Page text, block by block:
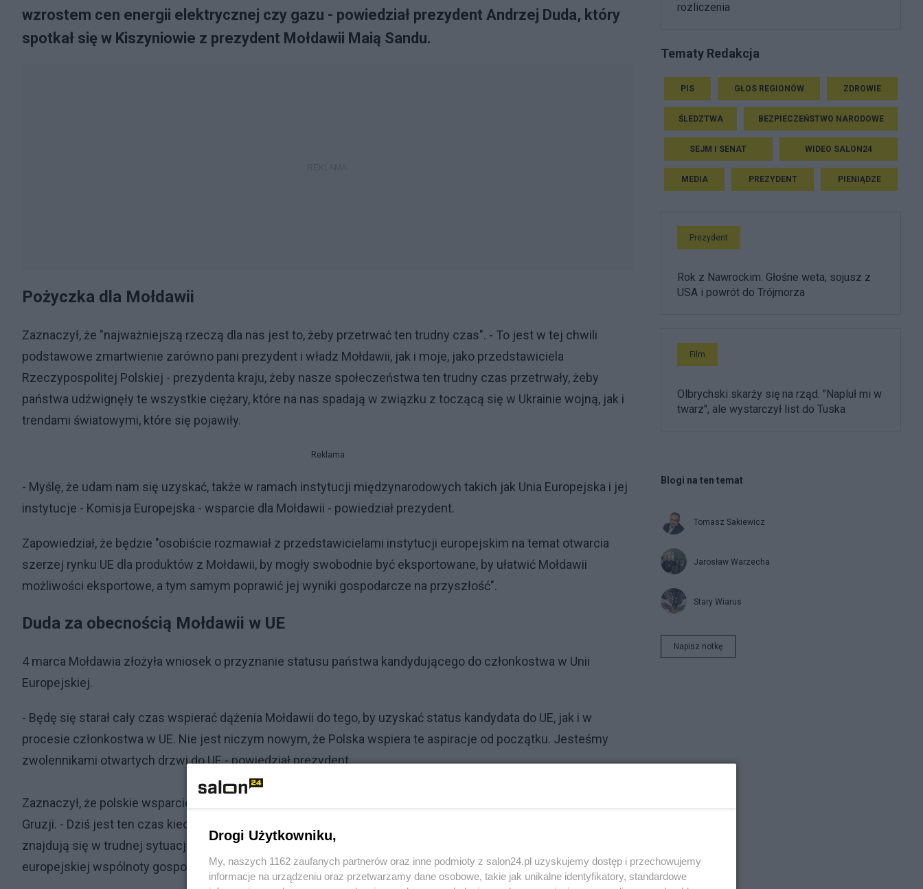
wzrostem cen energii elektrycznej czy gazu - powiedział prezydent Andrzej Duda, który
spotkał się w Kiszyniowie z prezydent Mołdawii Maią Sandu.
Pożyczka dla Mołdawii
Zaznaczył, że "najważniejszą rzeczą dla nas jest to, żeby przetrwać ten trudny czas". - To jest w tej chwili
podstawowe zmartwienie zarówno pani prezydent i władz Mołdawii, jak i moje, jako przedstawiciela
Rzeczypospolitej Polskiej - prezydenta kraju, żeby nasze społeczeństwa ten trudny czas przetrwały, żeby
państwa udźwignęły te wszystkie ciężary, które na nas spadają w związku z toczącą się w Ukrainie wojną, jak i
trendami światowymi, które się pojawiły.
Reklama
- Myślę, że udam nam się uzyskać, także w ramach instytucji międzynarodowych takich jak Unia Europejska i jej
instytucje - Komisja Europejska - wsparcie dla Mołdawii - powiedział prezydent.
Zapowiedział, że będzie "osobiście rozmawiał z przedstawicielami instytucji europejskim na temat otwarcia
szerzej rynku UE dla produktów z Mołdawii, by mogły swobodnie być eksportowane, by ułatwić Mołdawii
możliwości eksportowe, a tym samym poprawić jej wyniki gospodarcze na przyszłość".
Duda za obecnością Mołdawii w UE
4 marca Mołdawia złożyła wniosek o przyznanie statusu państwa kandydującego do członkostwa w Unii
Europejskiej.
- Będę się starał cały czas wspierać dążenia Mołdawii do tego, by uzyskać status kandydata do UE, jak i w
procesie członkostwa w UE. Nie jest niczym nowym, że Polska wspiera te aspiracje od początku. Jesteśmy
zwolennikami otwartych drzwi do UE - powiedział prezydent.
Zaznaczył, że polskie wsparcie dla aspiracji członkostwa w UE dotyczy nie tylko Mołdawii, ale też Ukrainy i
Gruzji. - Dziś jest ten czas kiedy UE w sposób zdecydowany powinna powiedzieć "tak", tym państwom, które
znajdują się w trudnej sytuacji, a których narody są zdeterminowane do tego, by stać się członkami wielkiej
europejskiej wspólnoty gospodarczej i cywilizacyjnej - powiedział Duda.
rozliczenia
Tematy Redakcja
PIS GŁOS REGIONÓW ZDROWIE
ŚLEDZTWA BEZPIECZEŃSTWO NARODOWE
SEJM I SENAT WIDEO SALON24
MEDIA PREZYDENT PIENIĄDZE
Prezydent
Rok z Nawrockim. Głośne weta, sojusz z
USA i powrót do Trójmorza
Film
Olbrychski skarży się na rząd. "Napluł mi w
twarz", ale wystarczył list do Tuska
Blogi na ten temat
Tomasz Sakiewicz
Jarosław Warzecha
Stary Wiarus
Napisz notkę
Drogi Użytkowniku,
My, naszych 1162 zaufanych partnerów oraz inne podmioty z salon24.pl uzyskujemy dostęp i przechowujemy
informacje na urządzeniu oraz przetwarzamy dane osobowe, takie jak unikalne identyfikatory, standardowe